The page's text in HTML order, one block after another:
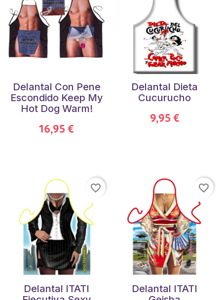
Delantal Con Pene
Escondido Keep My
Hot Dog Warm!
16,95 €
Delantal Dieta
Cucurucho
9,95 €
Delantal ITATI
favorite_border
Delantal ITATI
favorite_border